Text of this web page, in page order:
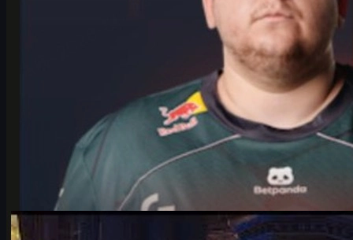
tarafındanMichael
Counter-Strike 2Haziran 17, 2026